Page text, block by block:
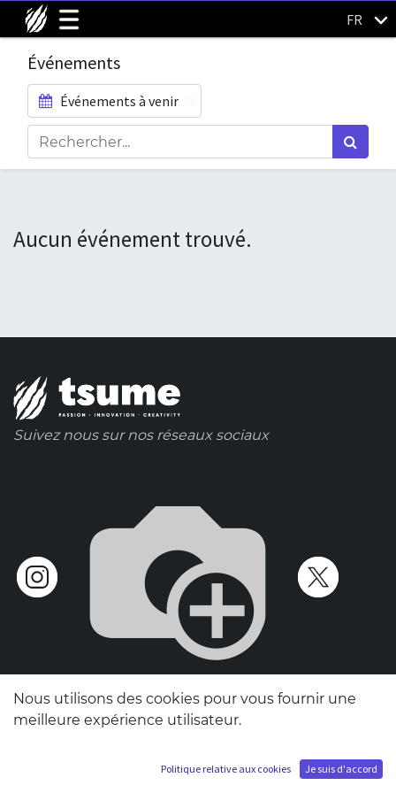
FR
Événements
Événements à venir
Aucun événement trouvé.
Suivez nous sur nos réseaux sociaux
Nous utilisons des cookies pour vous fournir une
meilleure expérience utilisateur.
Politique relative aux cookies Je suis d'accord